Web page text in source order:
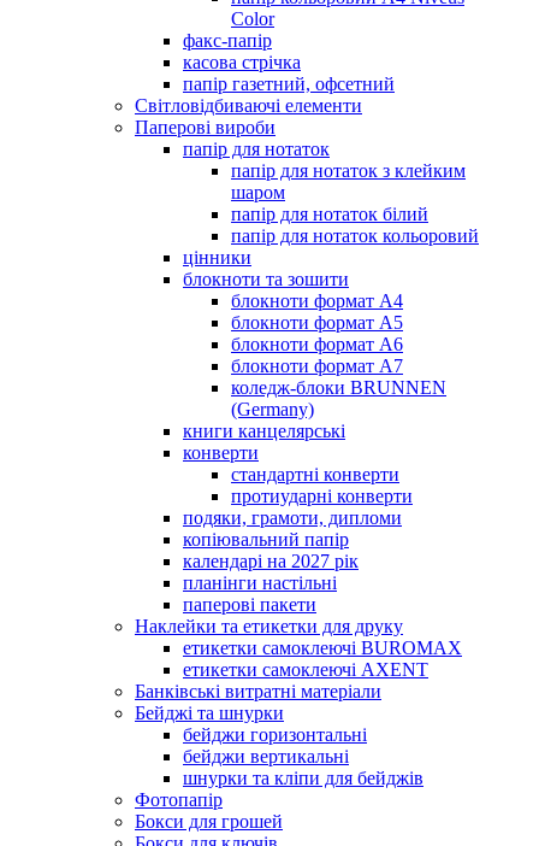
Color
факс-папір
касова стрічка
папір газетний, офсетний
Світловідбиваючі елементи
Паперові вироби
папір для нотаток
папір для нотаток з клейким
шаром
папір для нотаток білий
папір для нотаток кольоровий
цінники
блокноти та зошити
блокноти формат А4
блокноти формат А5
блокноти формат А6
блокноти формат А7
коледж-блоки BRUNNEN
(Germany)
книги канцелярські
конверти
стандартні конверти
протиударні конверти
подяки, грамоти, дипломи
копіювальний папір
календарі на 2027 рік
планінги настільні
паперові пакети
Наклейки та етикетки для друку
етикетки самоклеючі BUROMAX
етикетки самоклеючі AXENT
Банківські витратні матеріали
Бейджі та шнурки
бейджи горизонтальні
бейджи вертикальні
шнурки та кліпи для бейджів
Фотопапір
Бокси для грошей